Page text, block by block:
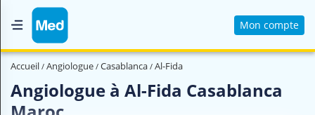
Mon compte
Accueil
Magazine Médical
Accueil Angiologue Casablanca Al-Fida
Angiologue à Al-Fida Casablanca